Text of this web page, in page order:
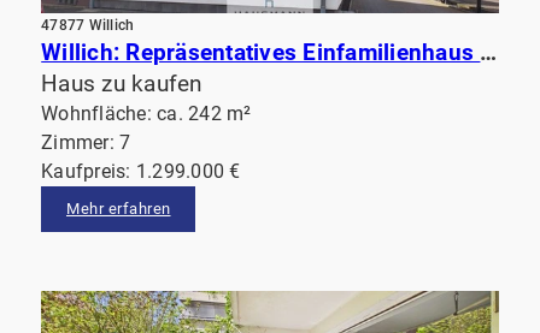
47877 Willich
Willich: Repräsentatives Einfamilienhaus mit hochwertiger Ausstattung, beeindruckendem Garten& Sauna
Haus zu kaufen
Wohnfläche: ca. 242 m²
Zimmer: 7
Kaufpreis: 1.299.000 €
Mehr erfahren